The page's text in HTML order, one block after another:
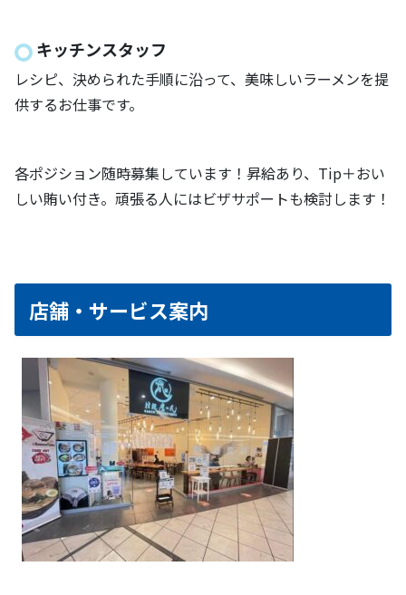
キッチンスタッフ
レシピ、決められた手順に沿って、美味しいラーメンを提
供するお仕事です。
各ポジション随時募集しています！昇給あり、Tip＋おい
しい賄い付き。頑張る人にはビザサポートも検討します！
店舗・サービス案内